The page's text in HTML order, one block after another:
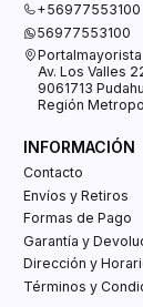
+56977553100
56977553100
Portalmayorista
Av. Los Valles
9061713
Región
INFORMACIÓN
Contacto
Envíos y Retiros
Formas de Pago
Garantía y
Dirección y
Términos y